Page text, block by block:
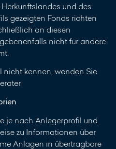
und des
gezeigten Fonds richten
an diesen
nicht für andere
nicht kennen, wenden Sie
je nach Anlegerprofil und
zu Informationen über
Anlagen in übertragbare